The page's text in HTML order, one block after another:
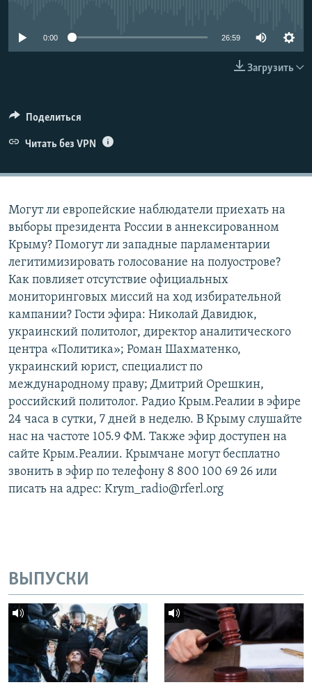
КРЫМ.НЕПОКОРЕННЫЙ
0:00 26:59
Загрузить
Поделиться
Читать без VPN
Могут ли европейские наблюдатели приехать на
выборы президента России в аннексированном
Крыму? Помогут ли западные парламентарии
легитимизировать голосование на полуострове?
Как повлияет отсутствие официальных
мониторинговых миссий на ход избирательной
кампании? Гости эфира: Николай Давидюк,
украинский политолог, директор аналитического
центра «Политика»; Роман Шахматенко,
украинский юрист, специалист по
международному праву; Дмитрий Орешкин,
российский политолог. Радио Крым.Реалии в эфире
24 часа в сутки, 7 дней в неделю. В Крыму слушайте
нас на частоте 105.9 ФМ. Также эфир доступен на
сайте Крым.Реалии. Крымчане могут бесплатно
звонить в эфир по телефону 8 800 100 69 26 или
писать на адрес: Krym_radio@rferl.org
ВЫПУСКИ